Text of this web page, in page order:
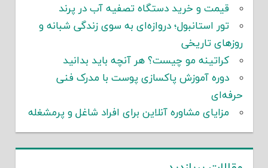
قیمت و خرید دستگاه تصفیه آب در پرند
تور استانبول؛ دروازه‌ای به سوی زندگی شبانه و
روزهای تاریخی
کراتینه مو چیست؟ هر آنچه باید بدانید
دوره آموزش پاکسازی پوست با مدرک فنی
حرفه‌ای
مزایای مشاوره آنلاین برای افراد شاغل و پرمشغله